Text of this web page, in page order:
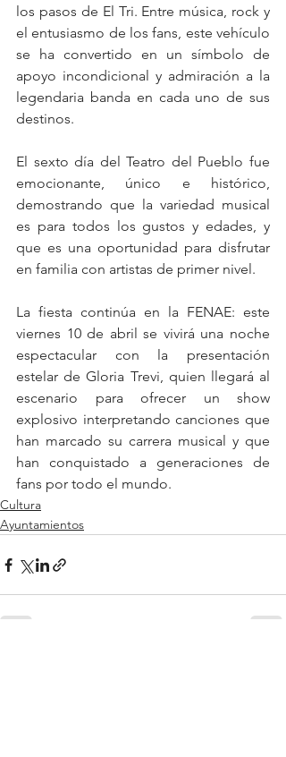
los pasos de El Tri. Entre música, rock y
el entusiasmo de los fans, este vehículo
se ha convertido en un símbolo de
apoyo incondicional y admiración a la
legendaria banda en cada uno de sus
destinos.
El sexto día del Teatro del Pueblo fue
emocionante, único e histórico,
demostrando que la variedad musical
es para todos los gustos y edades, y
que es una oportunidad para disfrutar
en familia con artistas de primer nivel.
La fiesta continúa en la FENAE: este
viernes 10 de abril se vivirá una noche
espectacular con la presentación
estelar de Gloria Trevi, quien llegará al
escenario para ofrecer un show
explosivo interpretando canciones que
han marcado su carrera musical y que
han conquistado a generaciones de
fans por todo el mundo.
Cultura
Ayuntamientos